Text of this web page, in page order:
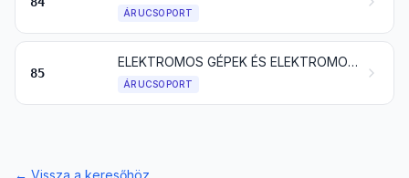
ÁRUCSOPORT
85
ELEKTROMOS GÉPEK ÉS ELEKTROMOS FELSZERELÉSEK ÉS EZEK ALKATRÉSZEI; HANGFELVEVŐ ÉS -LEJÁTSZÓ, TELEVÍZIÓS KÉP- ÉS HANGFELVEVŐ ÉS - LEJÁTSZÓ KÉSZÜLÉKEK ÉS EZEK ALKATRÉSZEI ÉS TARTOZÉKAI
ÁRUCSOPORT
← Vissza a keresőhöz